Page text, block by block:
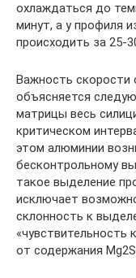
охлаждаться до
минут, а у профиля
происходить за 25-
Важность скорости
объясняется
матрицы весь
критическом
этом алюминии
бесконтрольному
такое выделение
исключает
склонность к
«чувствительность
от содержания